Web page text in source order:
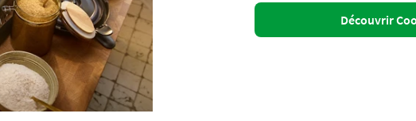
Découvrir